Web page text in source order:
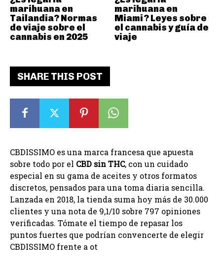
SHARE THIS POST
CBDISSIMO es una marca francesa que apuesta
sobre todo por el CBD sin THC, con un cuidado
especial en su gama de aceites y otros formatos
discretos, pensados para una toma diaria sencilla.
Lanzada en 2018, la tienda suma hoy más de 30.000
clientes y una nota de 9,1/10 sobre 797 opiniones
verificadas. Tómate el tiempo de repasar los
puntos fuertes que podrían convencerte de elegir
CBDISSIMO frente a ot
marihuana en
Tailandia? Normas
de viaje sobre el
cannabis en 2025
marihuana en
Miami? Leyes sobre
el cannabis y guía de
viaje